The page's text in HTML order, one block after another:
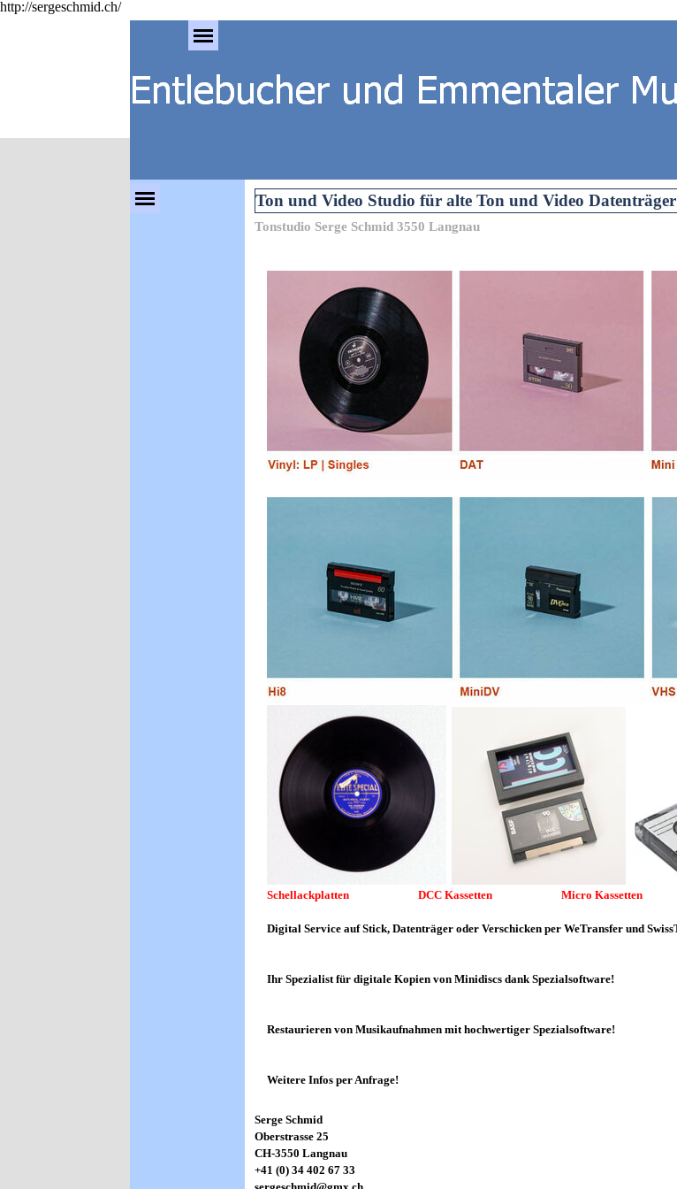
http://sergeschmid.ch/
Direkt zum Seiteninhalt
Menü überspringen
Menü überspringen
Ton und Video Studio für alte Ton und Video Datenträger
Tonstudio Serge Schmid 3550 Langnau
Schellackplatten DCC Kassetten Micro Kassetten
Digital Service auf Stick, Datenträger oder Verschicken per WeTransfer und
Ihr Spezialist für digitale Kopien von Minidiscs dank Spezialsoftware!
Restaurieren von Musikaufnahmen mit hochwertiger Spezialsoftware!
Weitere Infos per Anfrage!
Serge Schmid
Oberstrasse 25
CH-3550 Langnau
+41 (0) 34 402 67 33